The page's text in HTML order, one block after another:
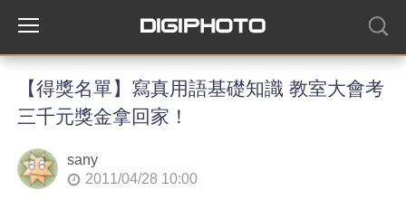
【得獎名單】寫真用語基礎知識 教室大會考
三千元獎金拿回家！
sany
2011/04/28 10:00